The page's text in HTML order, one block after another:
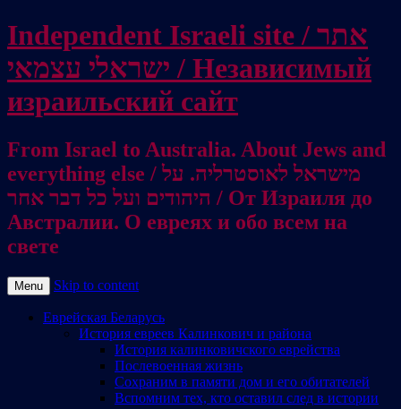
Independent Israeli site / אתר
ישראלי עצמאי / Независимый
израильский сайт
From Israel to Australia. About Jews and
everything else / מישראל לאוסטרליה. על
היהודים ועל כל דבר אחר / От Израиля до
Австралии. О евреях и обо всем на
свете
Menu Skip to content
Еврейская Беларусь
История евреев Калинкович и района
История калинковичского еврейства
Послевоенная жизнь
Сохраним в памяти дом и его обитателей
Вспомним тех, кто оставил след в истории